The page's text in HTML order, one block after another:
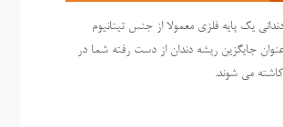
یک پایه فلزی معمولا از جنس تیتانیوم
جایگزین ریشه دندان از دست رفته شما در
می شوند.